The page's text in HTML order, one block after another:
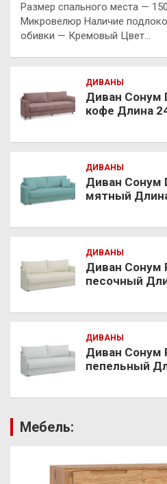
Размер спального места —
Микровелюр Наличие
обивки — Кремовый Цвет…
ДИВАНЫ
Диван Сонум
кофе Длина
ДИВАНЫ
Диван Сонум
мятный
ДИВАНЫ
Диван Сонум
песочный
ДИВАНЫ
Диван Сонум
пепельный
Мебель: